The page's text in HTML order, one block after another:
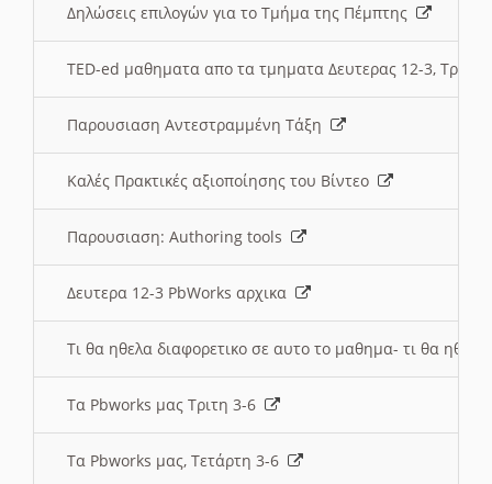
Δηλώσεις επιλογών για το Τμήμα της Πέμπτης
TED-ed μαθηματα απο τα τμηματα Δευτερας 12-3,
Παρουσιαση Αντεστραμμένη Τάξη
Καλές Πρακτικές αξιοποίησης του Βίντεο
Παρουσιαση: Authoring tools
Δευτερα 12-3 PbWorks αρχικα
Τι θα ηθελα διαφορετικο σε αυτο το μαθημα- τι θα
Τα Pbworks μας Τριτη 3-6
Τα Pbworks μας, Τετάρτη 3-6